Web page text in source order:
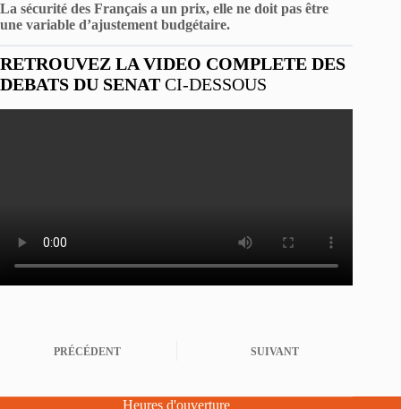
La sécurité des Français a un prix, elle ne doit pas être
une variable d’ajustement budgétaire.
RETROUVEZ LA VIDEO COMPLETE DES
DEBATS DU SENAT CI-DESSOUS
PRÉCÉDENT SUIVANT
Heures d'ouverture